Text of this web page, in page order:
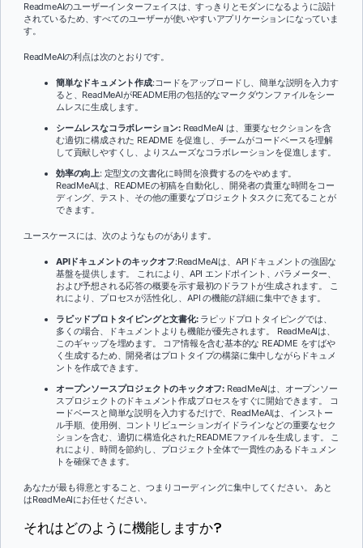
ReadmeAIのユーザーインターフェイスは、すっきりとモダンになるように設計
されているため、すべてのユーザーが使いやすいアプリケーションになっていま
す。
ReadMeAIの利点は次のとおりです。
簡単なドキュメント作成:コードをアップロードし、簡単な説明を入力す
ると、ReadMeAIがREADME用の包括的なマークダウンファイルをシー
ムレスに生成します。
シームレスなコラボレーション: ReadMeAI は、重要なセクションを含
む適切に構成された README を促進し、チームがコードベースを理解
して貢献しやすくし、よりスムーズなコラボレーションを促進します。
効率の向上: 定型文の文書化に時間を浪費するのをやめます。
ReadMeAIは、READMEの初稿を自動化し、開発者の貴重な時間をコー
ディング、テスト、その他の重要なプロジェクトタスクに充てることが
できます。
ユースケースには、次のようなものがあります。
APIドキュメントのキックオフ:ReadMeAIは、APIドキュメントの強固な
基盤を提供します。 これにより、API エンドポイント、パラメーター、
および予想される応答の概要を示す最初のドラフトが生成されます。 こ
れにより、プロセスが活性化し、API の機能の詳細に集中できます。
ラピッドプロトタイピングと文書化:ラピッドプロトタイピングでは、
多くの場合、ドキュメントよりも機能が優先されます。 ReadMeAIは、
このギャップを埋めます。 コア情報を含む基本的な README をすばや
く生成するため、開発者はプロトタイプの構築に集中しながらドキュメ
ントを作成できます。
オープンソースプロジェクトのキックオフ: ReadMeAIは、オープンソー
スプロジェクトのドキュメント作成プロセスをすぐに開始できます。 コ
ードベースと簡単な説明を入力するだけで、ReadMeAIは、インストー
ル手順、使用例、コントリビューションガイドラインなどの重要なセク
ションを含む、適切に構造化されたREADMEファイルを生成します。 こ
れにより、時間を節約し、プロジェクト全体で一貫性のあるドキュメン
トを確保できます。
あなたが最も得意とすること、つまりコーディングに集中してください。 あと
はReadMeAIにお任せください。
それはどのように機能しますか?